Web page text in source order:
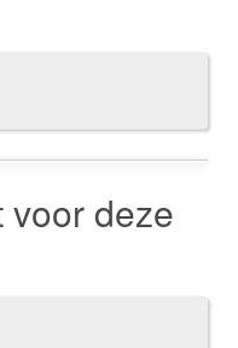
voor deze